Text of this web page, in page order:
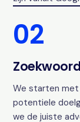
02
We starten met
potentiele
we de juiste